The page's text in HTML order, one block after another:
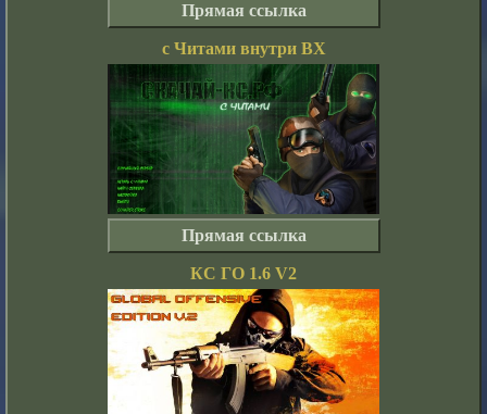
Прямая ссылка
с Читами внутри ВХ
Прямая ссылка
КС ГО 1.6 V2